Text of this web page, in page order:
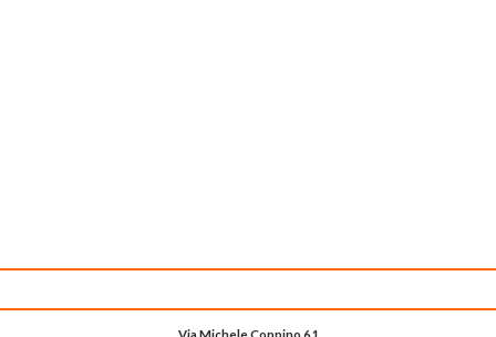
Via Michele Coppino 61